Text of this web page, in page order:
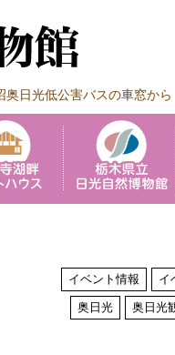
奥日光低公害バスの車窓から
イベント情報 イ
奥日光 奥日光